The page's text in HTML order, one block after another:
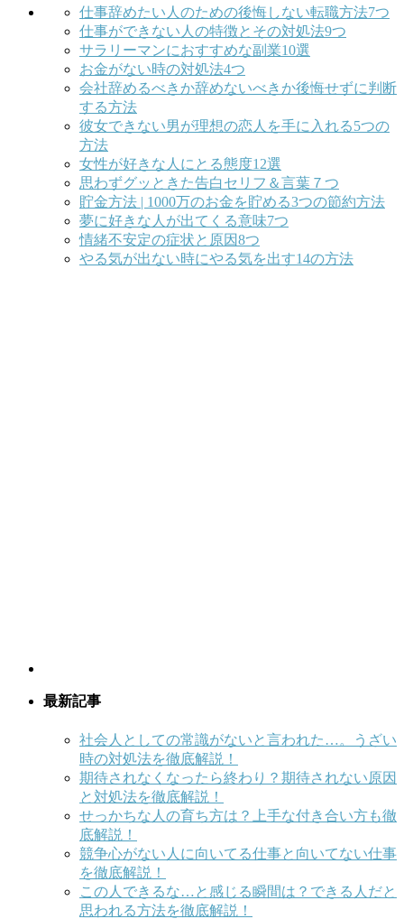
仕事辞めたい人のための後悔しない転職方法7つ
仕事ができない人の特徴とその対処法9つ
サラリーマンにおすすめな副業10選
お金がない時の対処法4つ
会社辞めるべきか辞めないべきか後悔せずに判断
する方法
彼女できない男が理想の恋人を手に入れる5つの
方法
女性が好きな人にとる態度12選
思わずグッときた告白セリフ＆言葉７つ
貯金方法 | 1000万のお金を貯める3つの節約方法
夢に好きな人が出てくる意味7つ
情緒不安定の症状と原因8つ
やる気が出ない時にやる気を出す14の方法
最新記事
社会人としての常識がないと言われた…。うざい
時の対処法を徹底解説！
期待されなくなったら終わり？期待されない原因
と対処法を徹底解説！
せっかちな人の育ち方は？上手な付き合い方も徹
底解説！
競争心がない人に向いてる仕事と向いてない仕事
を徹底解説！
この人できるな…と感じる瞬間は？できる人だと
思われる方法を徹底解説！